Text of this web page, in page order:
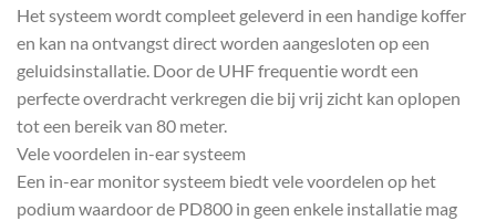
Het systeem wordt compleet geleverd in een handige koffer
en kan na ontvangst direct worden aangesloten op een
geluidsinstallatie. Door de UHF frequentie wordt een
perfecte overdracht verkregen die bij vrij zicht kan oplopen
tot een bereik van 80 meter.
Vele voordelen in-ear systeem
Een in-ear monitor systeem biedt vele voordelen op het
podium waardoor de PD800 in geen enkele installatie mag